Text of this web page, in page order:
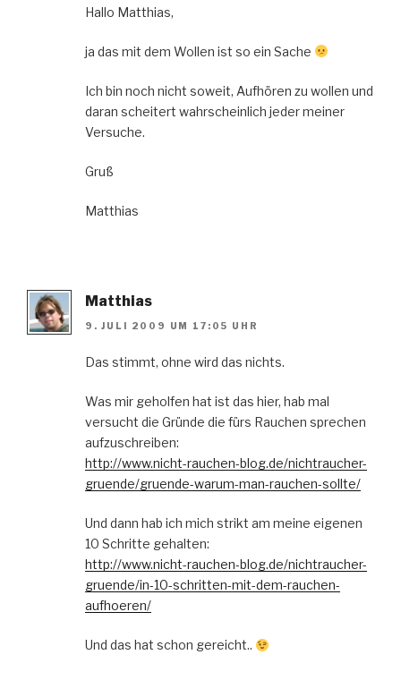
Hallo Matthias,
ja das mit dem Wollen ist so ein Sache
Ich bin noch nicht soweit, Aufhören zu wollen und
daran scheitert wahrscheinlich jeder meiner
Versuche.
Gruß
Matthias
Matthias
9. JULI 2009 UM 17:05 UHR
Das stimmt, ohne wird das nichts.
Was mir geholfen hat ist das hier, hab mal
versucht die Gründe die fürs Rauchen sprechen
aufzuschreiben:
http://www.nicht-rauchen-blog.de/nichtraucher-
gruende/gruende-warum-man-rauchen-sollte/
Und dann hab ich mich strikt am meine eigenen
10 Schritte gehalten:
http://www.nicht-rauchen-blog.de/nichtraucher-
gruende/in-10-schritten-mit-dem-rauchen-
aufhoeren/
Und das hat schon gereicht..